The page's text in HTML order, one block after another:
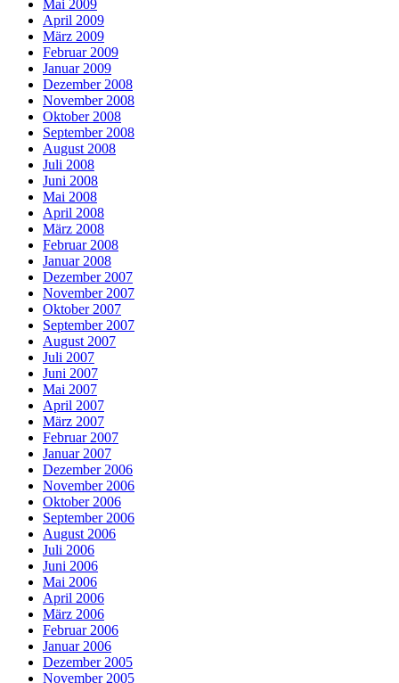
Mai 2009
April 2009
März 2009
Februar 2009
Januar 2009
Dezember 2008
November 2008
Oktober 2008
September 2008
August 2008
Juli 2008
Juni 2008
Mai 2008
April 2008
März 2008
Februar 2008
Januar 2008
Dezember 2007
November 2007
Oktober 2007
September 2007
August 2007
Juli 2007
Juni 2007
Mai 2007
April 2007
März 2007
Februar 2007
Januar 2007
Dezember 2006
November 2006
Oktober 2006
September 2006
August 2006
Juli 2006
Juni 2006
Mai 2006
April 2006
März 2006
Februar 2006
Januar 2006
Dezember 2005
November 2005